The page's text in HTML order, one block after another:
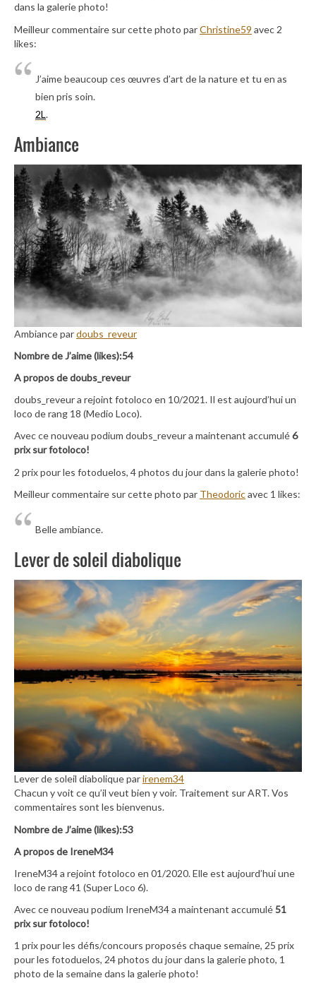
dans la galerie photo!
Meilleur commentaire sur cette photo parChristine59 avec 2
likes:
J’aime beaucoup ces œuvres d’art de la nature et tu en as
bien pris soin.
2L.
Ambiance
Ambiance pardoubs_reveur
Nombre de J’aime (likes):54
A propos de doubs_reveur
doubs_reveur a rejoint fotoloco en 10/2021. Il est aujourd’hui un
loco de rang 18 (Medio Loco).
Avec ce nouveau podium doubs_reveur a maintenant accumulé6
prix sur fotoloco!
2 prix pour les fotoduelos, 4 photos du jour dans la galerie photo!
Meilleur commentaire sur cette photo par Theodoricavec 1 likes:
Belle ambiance.
Lever de soleil diabolique
Lever de soleil diabolique parirenem34
Chacun y voit ce qu’il veut bien y voir. Traitement sur ART. Vos
commentaires sont les bienvenus.
Nombre de J’aime (likes):53
A propos de IreneM34
IreneM34 a rejoint fotoloco en 01/2020. Elle est aujourd’hui une
loco de rang 41 (Super Loco 6).
Avec ce nouveau podium IreneM34 a maintenant accumulé51
prix sur fotoloco!
1 prix pour les défis/concours proposés chaque semaine, 25 prix
pour les fotoduelos, 24 photos du jour dans la galerie photo, 1
photo de la semaine dans la galerie photo!